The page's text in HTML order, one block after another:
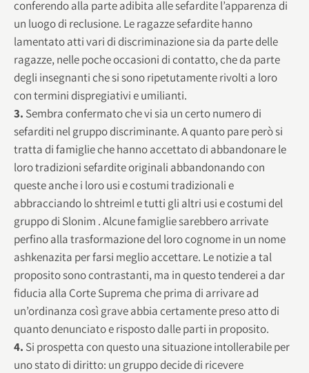
conferendo alla parte adibita alle sefardite l’apparenza di
un luogo di reclusione. Le ragazze sefardite hanno
lamentato atti vari di discriminazione sia da parte delle
ragazze, nelle poche occasioni di contatto, che da parte
degli insegnanti che si sono ripetutamente rivolti a loro
con termini dispregiativi e umilianti.
3. Sembra confermato che vi sia un certo numero di
sefarditi nel gruppo discriminante. A quanto pare però si
tratta di famiglie che hanno accettato di abbandonare le
loro tradizioni sefardite originali abbandonando con
queste anche i loro usi e costumi tradizionali e
abbracciando lo shtreiml e tutti gli altri usi e costumi del
gruppo di Slonim . Alcune famiglie sarebbero arrivate
perfino alla trasformazione del loro cognome in un nome
ashkenazita per farsi meglio accettare. Le notizie a tal
proposito sono contrastanti, ma in questo tenderei a dar
fiducia alla Corte Suprema che prima di arrivare ad
un’ordinanza così grave abbia certamente preso atto di
quanto denunciato e risposto dalle parti in proposito.
4. Si prospetta con questo una situazione intollerabile per
uno stato di diritto: un gruppo decide di ricevere